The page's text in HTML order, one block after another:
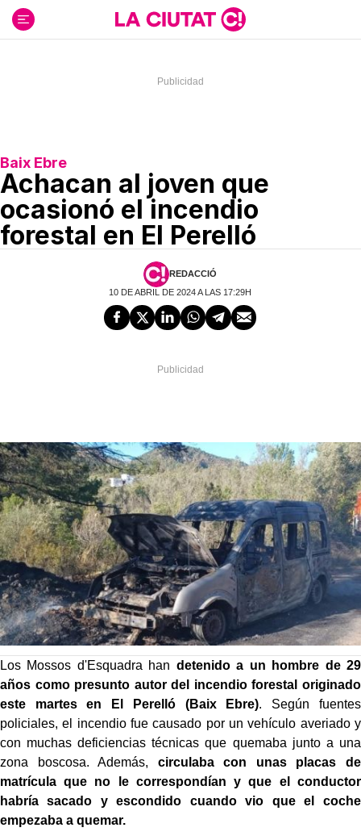
contenido
Baix Ebre
Achacan al joven que
ocasionó el incendio
forestal en El Perelló
REDACCIÓ
10 DE ABRIL DE 2024 A LAS 17:29H
Los Mossos d'Esquadra han detenido a un hombre de 29
años como presunto autor del incendio forestal originado
este martes en El Perelló (Baix Ebre). Según fuentes
policiales, el incendio fue causado por un vehículo averiado y
con muchas deficiencias técnicas que quemaba junto a una
zona boscosa. Además, circulaba con unas placas de
matrícula que no le correspondían y que el conductor
habría sacado y escondido cuando vio que el coche
empezaba a quemar.